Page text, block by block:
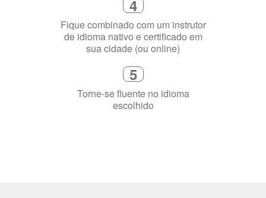
4
Fique combinado com um instrutor
de idioma nativo e certificado em
5
Torne-se fluente no idioma